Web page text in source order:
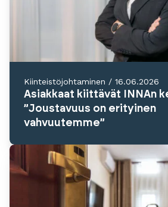
Kiinteistöjohtaminen / 16.06.2026
Asiakkaat kiittävät INNAn
”Joustavuus on erityinen
vahvuutemme”